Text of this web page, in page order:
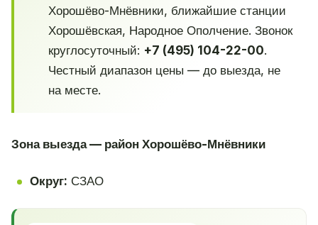
Хорошёво-Мнёвники, ближайшие станции
Хорошёвская, Народное Ополчение. Звонок
круглосуточный: +7 (495) 104-22-00.
Честный диапазон цены — до выезда, не
на месте.
Зона выезда — район Хорошёво-Мнёвники
Округ: СЗАО